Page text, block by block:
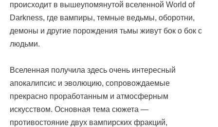
происходит в вышеупомянутой вселенной World of
Darkness, где вампиры, темные ведьмы, оборотни,
демоны и другие порождения тьмы живут бок о бок с
людьми.
Вселенная получила здесь очень интересный
апокалипсис и эволюцию, сопровождаемые
прекрасно проработанным и атмосферным
искусством. Основная тема сюжета —
противостояние двух вампирских фракций,